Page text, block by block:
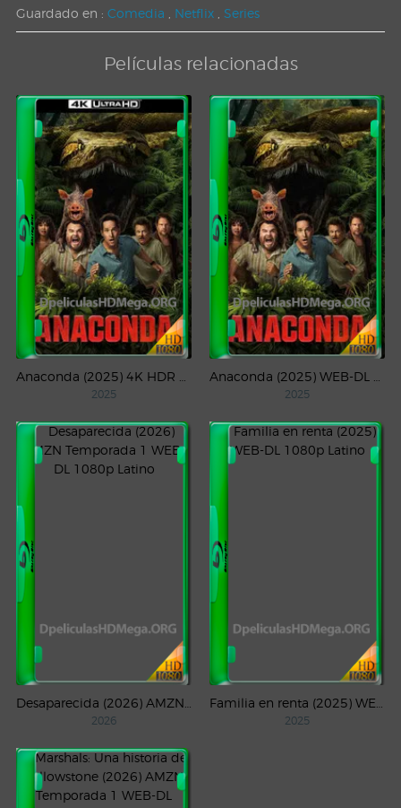
Guardado en : Comedia Netflix Series
Películas relacionadas
2025 2025
2026 2025